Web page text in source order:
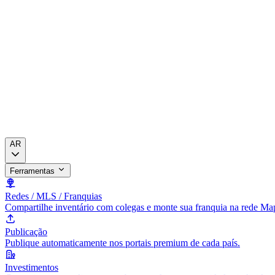
AR
Ferramentas
Redes / MLS / Franquias
Compartilhe inventário com colegas e monte sua franquia na rede
Publicação
Publique automaticamente nos portais premium de cada país.
Investimentos